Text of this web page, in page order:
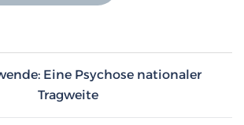
Eine Psychose nationaler
Tragweite